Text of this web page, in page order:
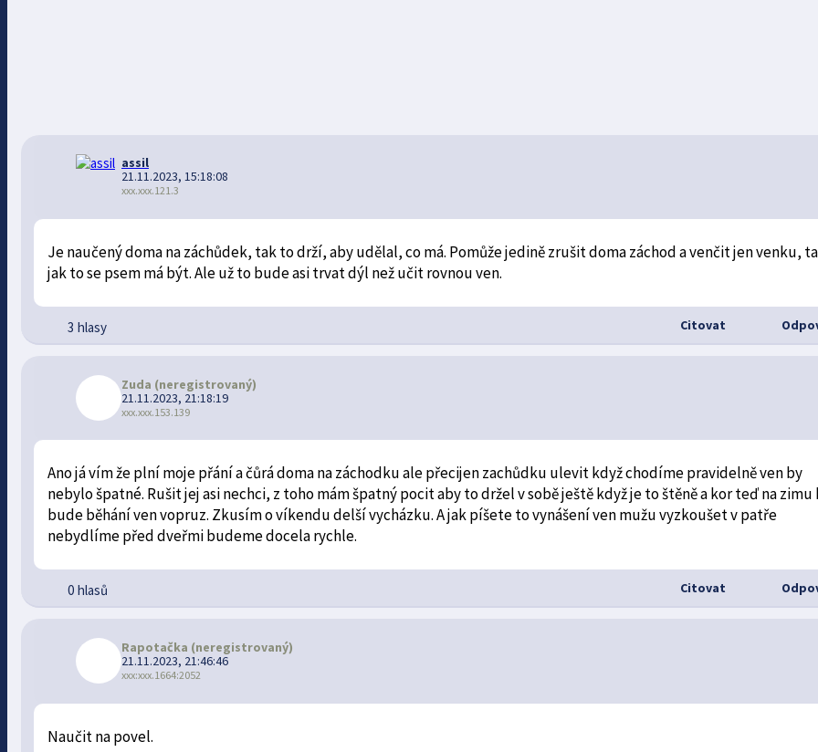
assil
21.11.2023, 15:18:08
xxx.xxx.121.3
Je naučený doma na záchůdek, tak to drží, aby udělal, co má. Pomůže jedině zrušit doma záchod a venčit jen venku,
jak to se psem má být. Ale už to bude asi trvat dýl než učit rovnou ven.
3 hlasy Citovat
Zuda (neregistrovaný)
21.11.2023, 21:18:19
xxx.xxx.153.139
Ano já vím že plní moje přání a čůrá doma na záchodku ale přecijen zachůdku ulevit když chodíme pravidelně ven by
nebylo špatné. Rušit jej asi nechci, z toho mám špatný pocit aby to držel v sobě ještě když je to štěně a kor teď na zimu
bude běhání ven vopruz. Zkusím o víkendu delší vycházku. A jak píšete to vynášení ven mužu vyzkoušet v patře
nebydlíme před dveřmi budeme docela rychle.
0 hlasů Citovat
Rapotačka (neregistrovaný)
21.11.2023, 21:46:46
xxx:xxx.1664:2052
Naučit na povel.